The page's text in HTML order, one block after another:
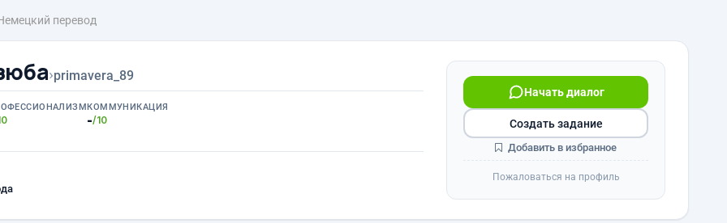
перевод
›primavera_89
КОММУНИКАЦИЯ
-/10
Начать диалог
Создать задание
Добавить в избранное
Пожаловаться на профиль